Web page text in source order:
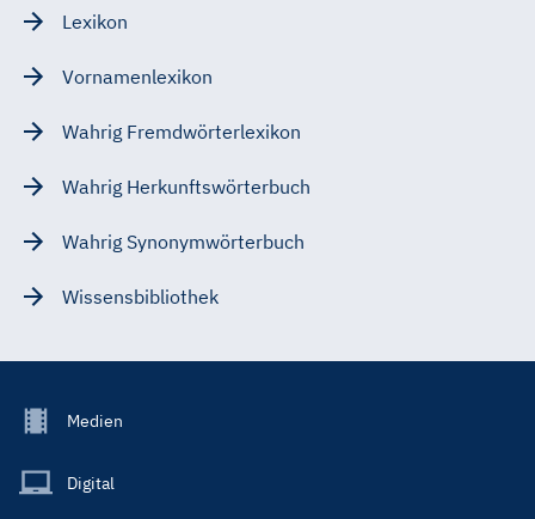
Lexikon
Vornamenlexikon
Wahrig Fremdwörterlexikon
Wahrig Herkunftswörterbuch
Wahrig Synonymwörterbuch
Wissensbibliothek
Footer
Main
Medien
Digital